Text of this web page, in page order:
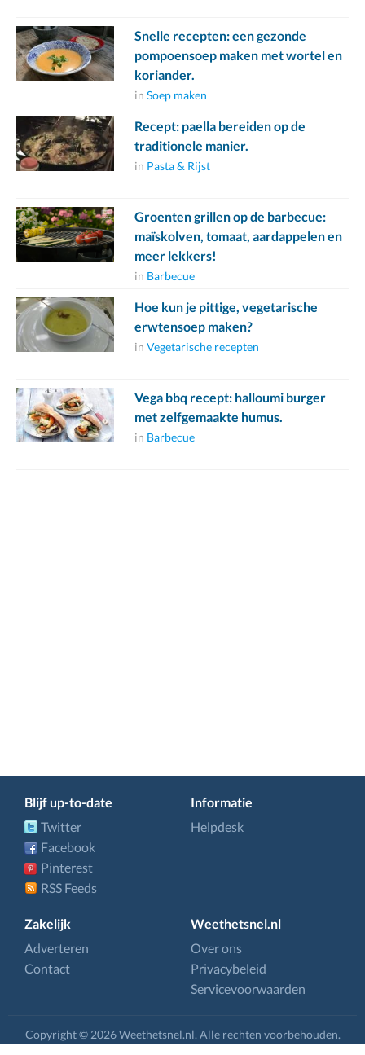
Snelle recepten: een gezonde
pompoensoep maken met wortel en
koriander.
in Soep maken
Recept: paella bereiden op de
traditionele manier.
in Pasta & Rijst
Groenten grillen op de barbecue:
maïskolven, tomaat, aardappelen en
meer lekkers!
in Barbecue
Hoe kun je pittige, vegetarische
erwtensoep maken?
in Vegetarische recepten
Vega bbq recept: halloumi burger
met zelfgemaakte humus.
in Barbecue
Blijf up-to-date
Twitter
Facebook
Pinterest
RSS Feeds
Informatie
Helpdesk
Zakelijk
Adverteren
Contact
Weethetsnel.nl
Over ons
Privacybeleid
Servicevoorwaarden
Copyright © 2026 Weethetsnel.nl. Alle rechten voorbehouden.